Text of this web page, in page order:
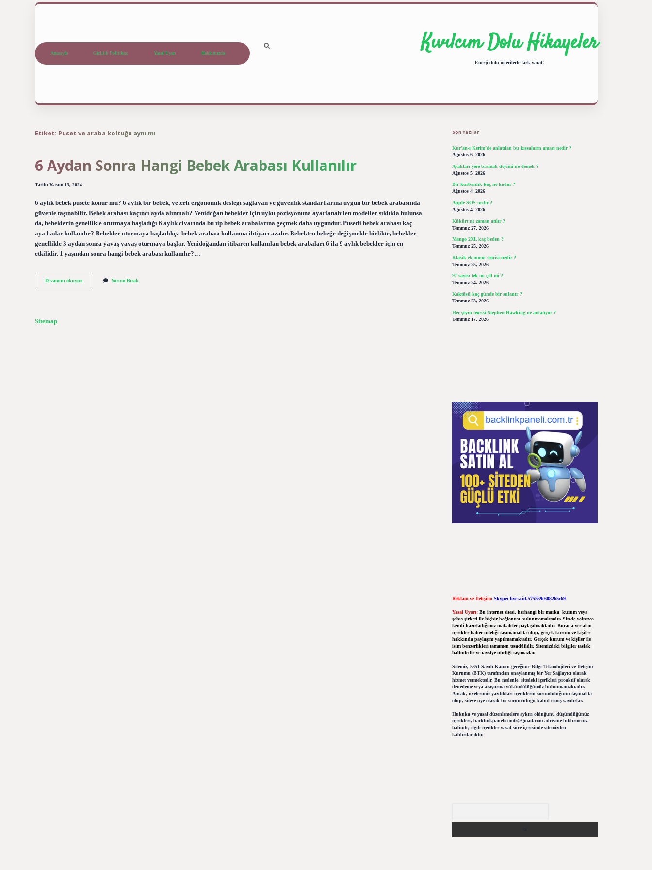
Anasayfa Gizlilik Politikası Yasal Uyarı Hakkımızda Kıvılcım Dolu Hikayeler
Enerji dolu önerilerle fark yarat!
Etiket: Puset ve araba koltuğu aynı mı
6 Aydan Sonra Hangi Bebek Arabası Kullanılır
Tarih: Kasım 13, 2024
6 aylık bebek pusete konur mu? 6 aylık bir bebek, yeterli ergonomik desteği sağlayan ve güvenlik standartlarına uygun bir bebek arabasında
güvenle taşınabilir. Bebek arabası kaçıncı ayda alınmalı? Yenidoğan bebekler için uyku pozisyonuna ayarlanabilen modeller sıklıkla bulunsa
da, bebeklerin genellikle oturmaya başladığı 6 aylık civarında bu tip bebek arabalarına geçmek daha uygundur. Pusetli bebek arabası kaç
aya kadar kullanılır? Bebekler oturmaya başladıkça bebek arabası kullanma ihtiyacı azalır. Bebekten bebeğe değişmekle birlikte, bebekler
genellikle 3 aydan sonra yavaş yavaş oturmaya başlar. Yenidoğandan itibaren kullanılan bebek arabaları 6 ila 9 aylık bebekler için en
etkilidir. 1 yaşından sonra hangi bebek arabası kullanılır?…
Devamını okuyun
Aydan
Yorum Bırak
Sitemap
Son Yazılar
Kur’an-ı Kerim’de anlatılan bu kıssaların amacı nedir ?
Ağustos 6, 2026
Ayakları yere basmak deyimi ne demek ?
Ağustos 5, 2026
Bir kurbanlık koç ne kadar ?
Ağustos 4, 2026
Apple SOS nedir ?
Ağustos 4, 2026
Kükürt ne zaman atılır ?
Temmuz 27, 2026
Mango 2XL kaç beden ?
Temmuz 25, 2026
Klasik ekonomi teorisi nedir ?
Temmuz 25, 2026
97 sayısı tek mi çift mi ?
Temmuz 24, 2026
Kaktüsü kaç günde bir sulanır ?
Temmuz 23, 2026
Her şeyin teorisi Stephen Hawking ne anlatıyor ?
Temmuz 17, 2026
Reklam ve İletişim: Skype: live:.cid.575569c608265c69
Yasal Uyarı: Bu internet sitesi, herhangi bir marka, kurum veya
şahıs şirketi ile hiçbir bağlantısı bulunmamaktadır. Sitede yalnızca
kendi hazırladığımız makaleler paylaşılmaktadır. Burada yer alan
içerikler haber niteliği taşımamakta olup, gerçek kurum ve kişiler
hakkında paylaşım yapılmamaktadır. Gerçek kurum ve kişiler ile
isim benzerlikleri tamamen tesadüfidir. Sitemizdeki bilgiler taslak
halindedir ve tavsiye niteliği taşımazlar.
Sitemiz, 5651 Sayılı Kanun gereğince Bilgi Teknolojileri ve İletişim
Kurumu (BTK) tarafından onaylanmış bir Yer Sağlayıcı olarak
hizmet vermektedir. Bu nedenle, sitedeki içerikleri proaktif olarak
denetleme veya araştırma yükümlülüğümüz bulunmamaktadır.
Ancak, üyelerimiz yazdıkları içeriklerin sorumluluğunu taşımakta
olup, siteye üye olarak bu sorumluluğu kabul etmiş sayılırlar.
Hukuka ve yasal düzenlemelere aykırı olduğunu düşündüğünüz
içerikleri, backlinkpanelicomtr@gmail.comadresine bildirmeniz
halinde, ilgili içerikler yasal süre içerisinde sitemizden
kaldırılacaktır.